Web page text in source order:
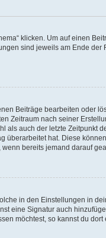
klicken. Um auf einen
sind jeweils am Ende der
Beiträge bearbeiten oder
Zeitraum nach seiner
als auch der letzte
hat. Diese
bereits jemand darauf
in den Einstellungen in
eine Signatur auch
möchtest, so kannst du